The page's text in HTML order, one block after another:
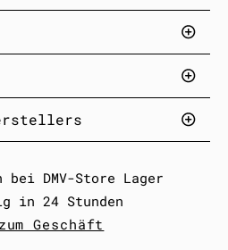
bei DMV-Store Lager
in 24 Stunden
Geschäft